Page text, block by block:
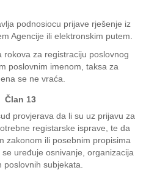
podnosiocu prijave rješenje iz
Agencije ili elektronskim putem.
rokova za registraciju poslovnog
poslovnim imenom, taksa za
se ne vraća.
Član 13
provjerava da li su uz prijavu za
registarske isprave, te da
zakonom ili posebnim propisima
uređuje osnivanje, organizacija
subjekata.